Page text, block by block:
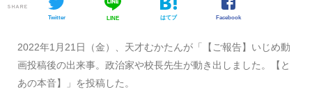
SHARE
Twitter LINE はてブ Facebook
2022年1月21日（金）、天才むかたんが「【ご報告】いじめ動
画投稿後の出来事。政治家や校長先生が動き出しました。【と
あの本音】」を投稿した。